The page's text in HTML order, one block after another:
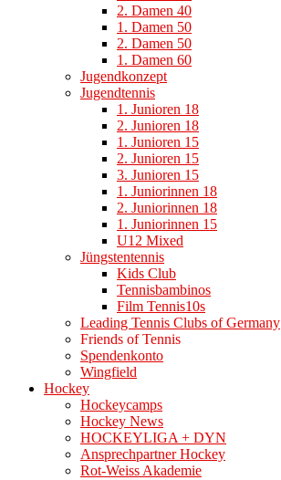
2. Damen 40
1. Damen 50
2. Damen 50
1. Damen 60
Jugendkonzept
Jugendtennis
1. Junioren 18
2. Junioren 18
1. Junioren 15
2. Junioren 15
3. Junioren 15
1. Juniorinnen 18
2. Juniorinnen 18
1. Juniorinnen 15
U12 Mixed
Jüngstentennis
Kids Club
Tennisbambinos
Film Tennis10s
Leading Tennis Clubs of Germany
Friends of Tennis
Spendenkonto
Wingfield
Hockey
Hockeycamps
Hockey News
HOCKEYLIGA + DYN
Ansprechpartner Hockey
Rot-Weiss Akademie